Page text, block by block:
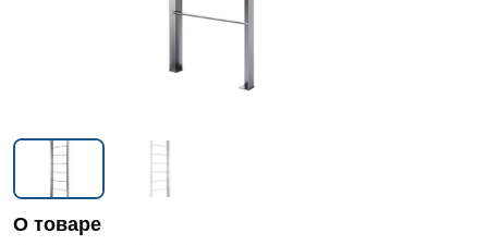
О товаре